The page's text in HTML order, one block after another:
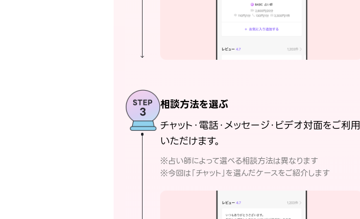
相談方法を選ぶ
チャット・電話・メッセージ・ビデオ対面をご利用
いただけます。
※占い師によって選べる相談方法は異なります
※今回は「チャット」を選んだケースをご紹介します